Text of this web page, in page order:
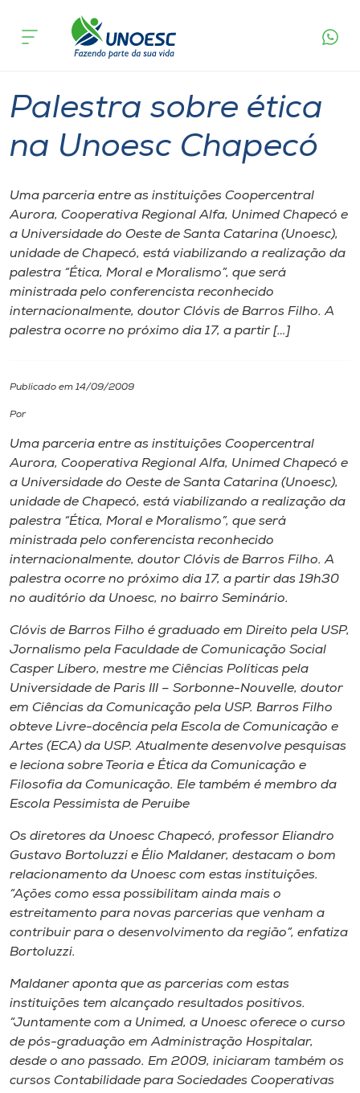
Cursos
Pesquisa
Portal de Ensino
A
Diplomados
Cultura
CPA
Biblioteca
Editora
Rádio
Museu
Unoesc
Store
Selecione
A+
acontece
Palestra sobre ética
na Unoesc Chapecó
Uma parceria entre as instituições Coopercentral
Aurora, Cooperativa Regional Alfa, Unimed Chapecó e
a Universidade do Oeste de Santa Catarina (Unoesc),
unidade de Chapecó, está viabilizando a realização da
palestra “Ética, Moral e Moralismo”, que será
ministrada pelo conferencista reconhecido
internacionalmente, doutor Clóvis de Barros Filho. A
palestra ocorre no próximo dia 17, a partir […]
Publicado em 14/09/2009
Por
Uma parceria entre as instituições Coopercentral
Aurora, Cooperativa Regional Alfa, Unimed Chapecó e
a Universidade do Oeste de Santa Catarina (Unoesc),
unidade de Chapecó, está viabilizando a realização da
palestra “Ética, Moral e Moralismo”, que será
ministrada pelo conferencista reconhecido
internacionalmente, doutor Clóvis de Barros Filho. A
palestra ocorre no próximo dia 17, a partir das 19h30
no auditório da Unoesc, no bairro Seminário.
Clóvis de Barros Filho é graduado em Direito pela USP,
Jornalismo pela Faculdade de Comunicação Social
Casper Líbero, mestre me Ciências Políticas pela
Universidade de Paris III – Sorbonne-Nouvelle, doutor
em Ciências da Comunicação pela USP. Barros Filho
obteve Livre-docência pela Escola de Comunicação e
Artes (ECA) da USP. Atualmente desenvolve pesquisas
e leciona sobre Teoria e Ética da Comunicação e
Filosofia da Comunicação. Ele também é membro da
Escola Pessimista de Peruibe
Os diretores da Unoesc Chapecó, professor Eliandro
Gustavo Bortoluzzi e Élio Maldaner, destacam o bom
relacionamento da Unoesc com estas instituições.
“Ações como essa possibilitam ainda mais o
estreitamento para novas parcerias que venham a
contribuir para o desenvolvimento da região”, enfatiza
Bortoluzzi.
Maldaner aponta que as parcerias com estas
instituições tem alcançado resultados positivos.
“Juntamente com a Unimed, a Unoesc oferece o curso
de pós-graduação em Administração Hospitalar,
desde o ano passado. Em 2009, iniciaram também os
cursos Contabilidade para Sociedades Cooperativas